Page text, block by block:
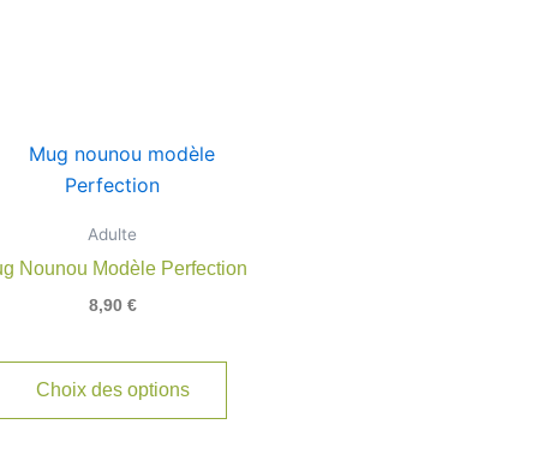
Adulte
Nounou Modèle Perfection
8,90 €
Choix des options